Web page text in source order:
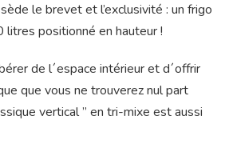
le brevet et l’exclusivité : un frigo
litres positionné en hauteur !
de l´espace intérieur et d´offrir
que vous ne trouverez nul part
vertical ” en tri-mixe est aussi